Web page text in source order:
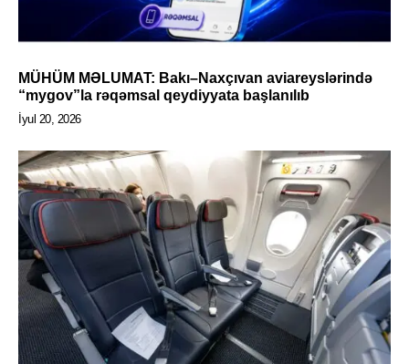
MÜHÜM MƏLUMAT: Bakı–Naxçıvan aviareyslərində
“mygov”la rəqəmsal qeydiyyata başlanılıb
İyul 20, 2026